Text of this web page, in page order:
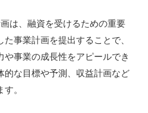
は、融資を受けるための重要
事業計画を提出することで、
事業の成長性をアピールでき
的な目標や予測、収益計画など
。